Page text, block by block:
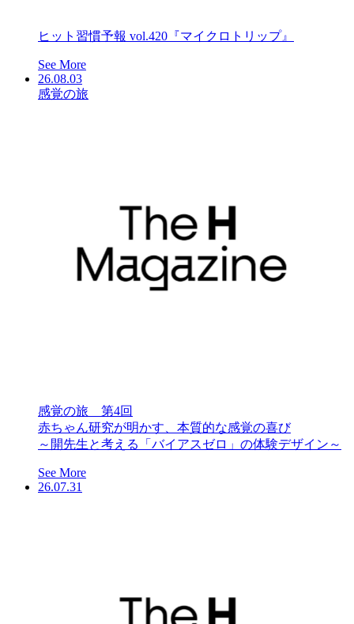
ヒット習慣予報 vol.420『マイクロトリップ』
See More
26.08.03
感覚の旅
感覚の旅 第4回
赤ちゃん研究が明かす、本質的な感覚の喜び
～開先生と考える「バイアスゼロ」の体験デザイン～
See More
26.07.31